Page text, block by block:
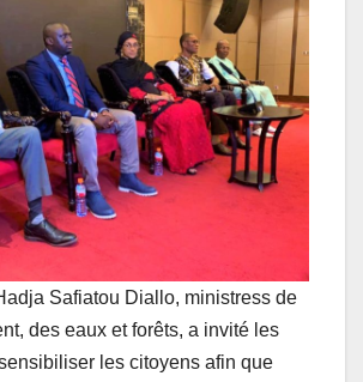
Safiatou Diallo, ministress de
des eaux et forêts, a invité les
les citoyens afin que